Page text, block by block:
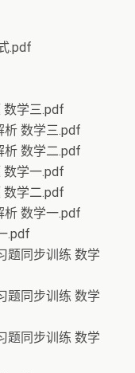
.pdf
数学三.pdf
析 数学三.pdf
析 数学二.pdf
数学一.pdf
数学二.pdf
析 数学一.pdf
.pdf
题同步训练 数学
题同步训练 数学
题同步训练 数学